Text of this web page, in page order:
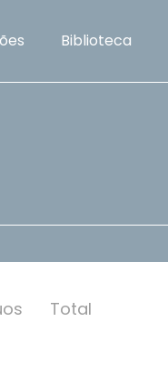
Biblioteca
Total